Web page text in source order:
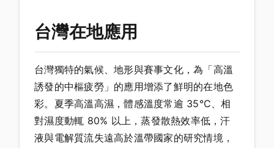
台灣在地應用
台灣獨特的氣候、地形與賽事文化，為「高溫
誘發的中樞疲勞」的應用增添了鮮明的在地色
彩。夏季高溫高濕，體感溫度常逾 35°C、相
對濕度動輒 80% 以上，蒸發散熱效率低，汗
液與電解質流失遠高於溫帶國家的研究情境，